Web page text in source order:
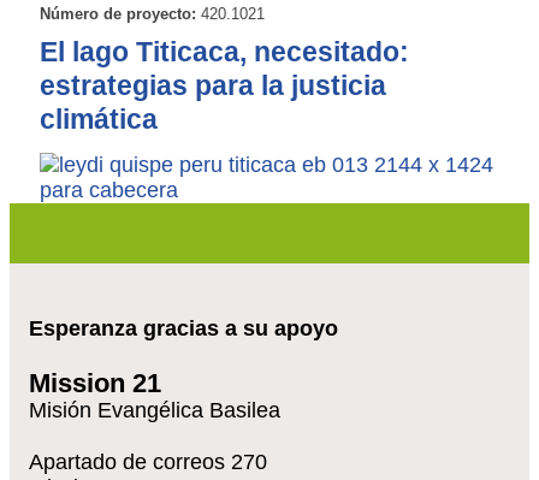
Número de proyecto: 420.1021
El lago Titicaca, necesitado:
estrategias para la justicia
climática
Esperanza gracias a su apoyo
Mission 21
Misión Evangélica Basilea
Apartado de correos 270